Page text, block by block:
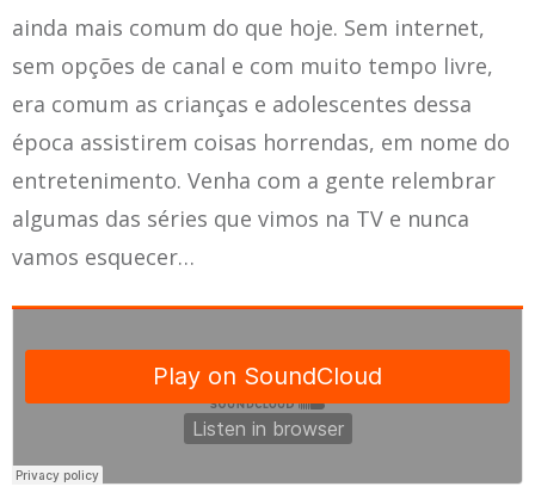
ainda mais comum do que hoje. Sem internet,
sem opções de canal e com muito tempo livre,
era comum as crianças e adolescentes dessa
época assistirem coisas horrendas, em nome do
entretenimento. Venha com a gente relembrar
algumas das séries que vimos na TV e nunca
vamos esquecer…